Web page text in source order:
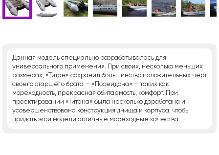
Данная модель специально разрабатывалась для
универсального применения. При своих, несколько меньших
размерах, «Титан» сохранил большинство положительных черт
своего старшего брата — «Посейдона» — таких как:
мореходность, прекрасная обитаемость, комфорт. При
проектировании «Титана» была несколько доработана и
усовершенствована конструкция днища и корпуса, чтобы
придать этой модели отличные мореходные качества.